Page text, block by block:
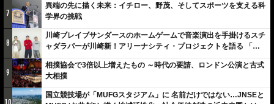
7
異端の先に描く未来：イチロー、野茂、そしてスポーツを支える科
学界の挑戦
8
川崎ブレイブサンダースのホームゲームで音楽演出を手掛けるスチ
ャダラパーが川崎新！アリーナシティ・プロジェクトを語る 「楽
しみでしかないでしょ。川崎は、ずっと成長曲線だから」
9
相撲協会で3倍以上増えたもの ～時代の要請、ロンドン公演と古式
大相撲
国立競技場が「MUFGスタジアム」に 名前だけではない…JNSEと